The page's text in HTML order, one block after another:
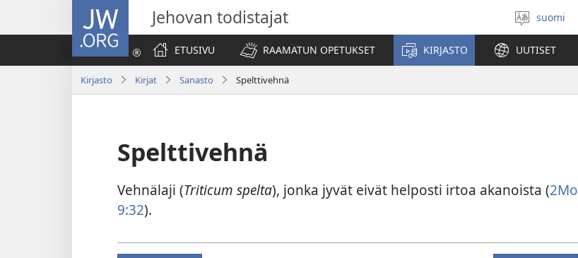
JW.ORG Jehovan todistajat
Valitse
kieli
suomi
ETUSIVU
RAAMATUN OPETUKSET KIRJASTO UUTISET
Kirjasto Kirjat Sanasto Spelttivehnä
Spelttivehnä
Vehnälaji (Triticum spelta), jonka jyvät eivät helposti irtoa akanoista (2Mo
9:32).